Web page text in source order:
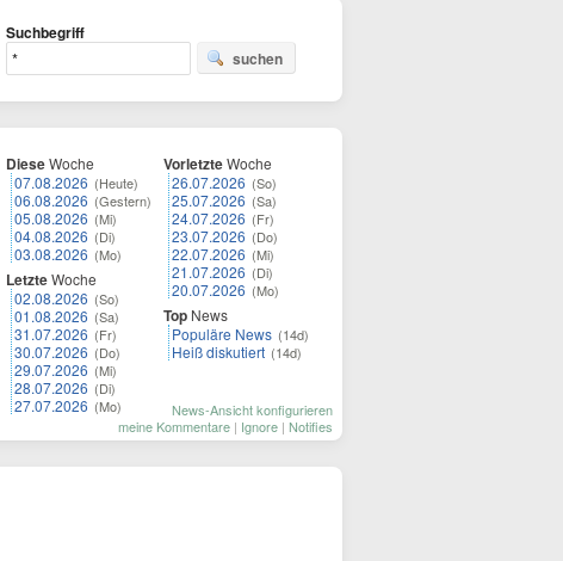
Suchbegriff
suchen
DieseWoche
07.08.2026 (Heute)
06.08.2026 (Gestern)
05.08.2026 (Mi)
04.08.2026 (Di)
03.08.2026 (Mo)
LetzteWoche
02.08.2026 (So)
01.08.2026 (Sa)
31.07.2026 (Fr)
30.07.2026 (Do)
29.07.2026 (Mi)
28.07.2026 (Di)
27.07.2026 (Mo)
VorletzteWoche
26.07.2026 (So)
25.07.2026 (Sa)
24.07.2026 (Fr)
23.07.2026 (Do)
22.07.2026 (Mi)
21.07.2026 (Di)
20.07.2026 (Mo)
Top News
Populäre News (14d)
Heiß diskutiert (14d)
News-Ansicht konfigurieren
meine Kommentare | Ignore | Notifies